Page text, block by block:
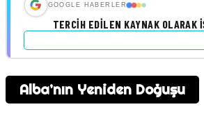
GOOGLE HABERLER
TERCIH EDILEN KAYNAK OLARAK
Alba’nın Yeniden Doğuşu